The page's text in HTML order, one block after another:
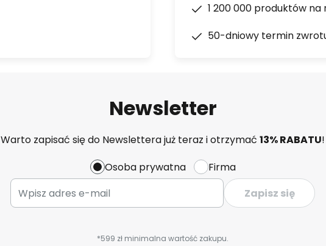
1 200 000 produktów na
50-dniowy termin
Newsletter
Warto zapisać się do Newslettera już teraz i otrzymać 13% RABATU!
Osoba prywatna
Firma
Zapisz się
*599 zł minimalna wartość zakupu.